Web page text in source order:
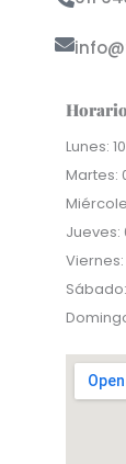
Horario
Lunes:
Martes:
Jueves:
Sábado: